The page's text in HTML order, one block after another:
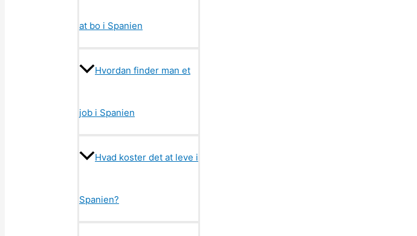
at bo i Spanien
Hvordan finder man et
job i Spanien
Hvad koster det at leve i
Spanien?